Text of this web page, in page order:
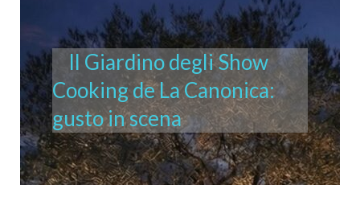
Il Giardino degli Show
Cooking de La Canonica:
gusto in scena